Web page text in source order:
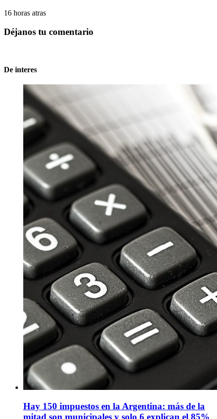
16 horas atras
Déjanos tu comentario
De interes
Hay 150 impuestos en la Argentina: más de la
mitad son municipales y solo 6 explican el 85%